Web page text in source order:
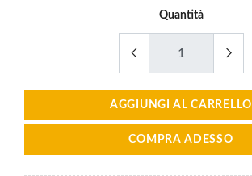
Quantità
AGGIUNGI AL CARRELLO
COMPRA ADESSO